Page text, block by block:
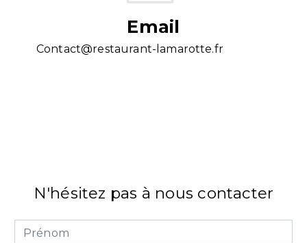
Email
contact@restaurant-lamarotte.fr
N'hésitez pas à nous contacter